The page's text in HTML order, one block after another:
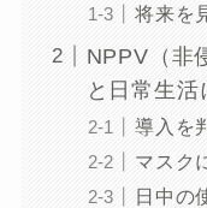
将来を
NPPV（非
と日常生
導入を
マスク
日中の